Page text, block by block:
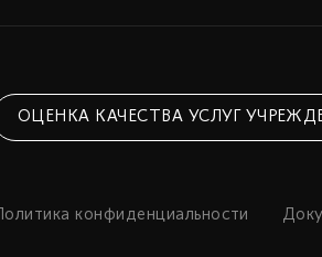
ОЦЕНКА КАЧЕСТВА УСЛУГ
Политика конфиденциальности